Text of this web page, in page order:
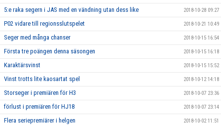
5:e raka segern i JAS med en vändning utan dess like 2018-10-28 09:27
P02 vidare till regionsslutspelet 2018-10-21 10:49
Seger med många chanser 2018-10-15 16:54
Första tre poängen denna säsongen 2018-10-15 16:18
Karaktärsvinst 2018-10-15 15:52
Vinst trotts lite kaosartat spel 2018-10-12 14:18
Storseger i premiären för H3 2018-10-07 23:36
förlust i premiären för HJ18 2018-10-07 23:14
Flera seriepremiärer i helgen 2018-10-02 11:51